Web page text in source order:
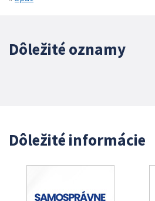
Dôležité oznamy
Dôležité informácie